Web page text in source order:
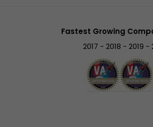
Fastest Growing
2017 - 2018 - 2019 -